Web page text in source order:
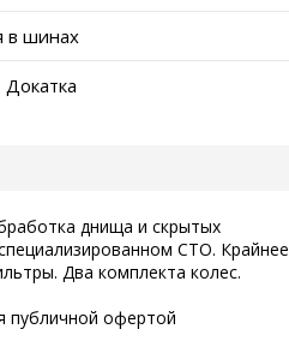
в шинах
Докатка
днища и скрытых
СТО. Крайнее
Два комплекта колес.
публичной офертой